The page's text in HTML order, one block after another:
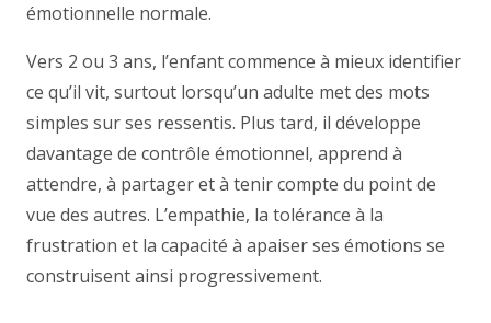
émotionnelle normale.
Vers 2 ou 3 ans, l’enfant commence à mieux identifier
ce qu’il vit, surtout lorsqu’un adulte met des mots
simples sur ses ressentis. Plus tard, il développe
davantage de contrôle émotionnel, apprend à
attendre, à partager et à tenir compte du point de
vue des autres. L’empathie, la tolérance à la
frustration et la capacité à apaiser ses émotions se
construisent ainsi progressivement.